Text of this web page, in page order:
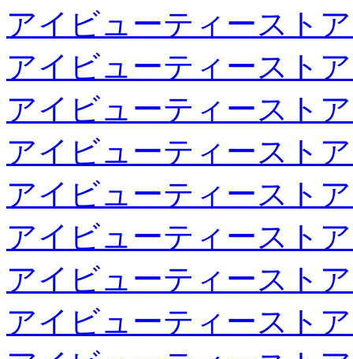
アイビューティースト
アイビューティースト
アイビューティースト
アイビューティースト
アイビューティースト
アイビューティースト
アイビューティースト
アイビューティースト